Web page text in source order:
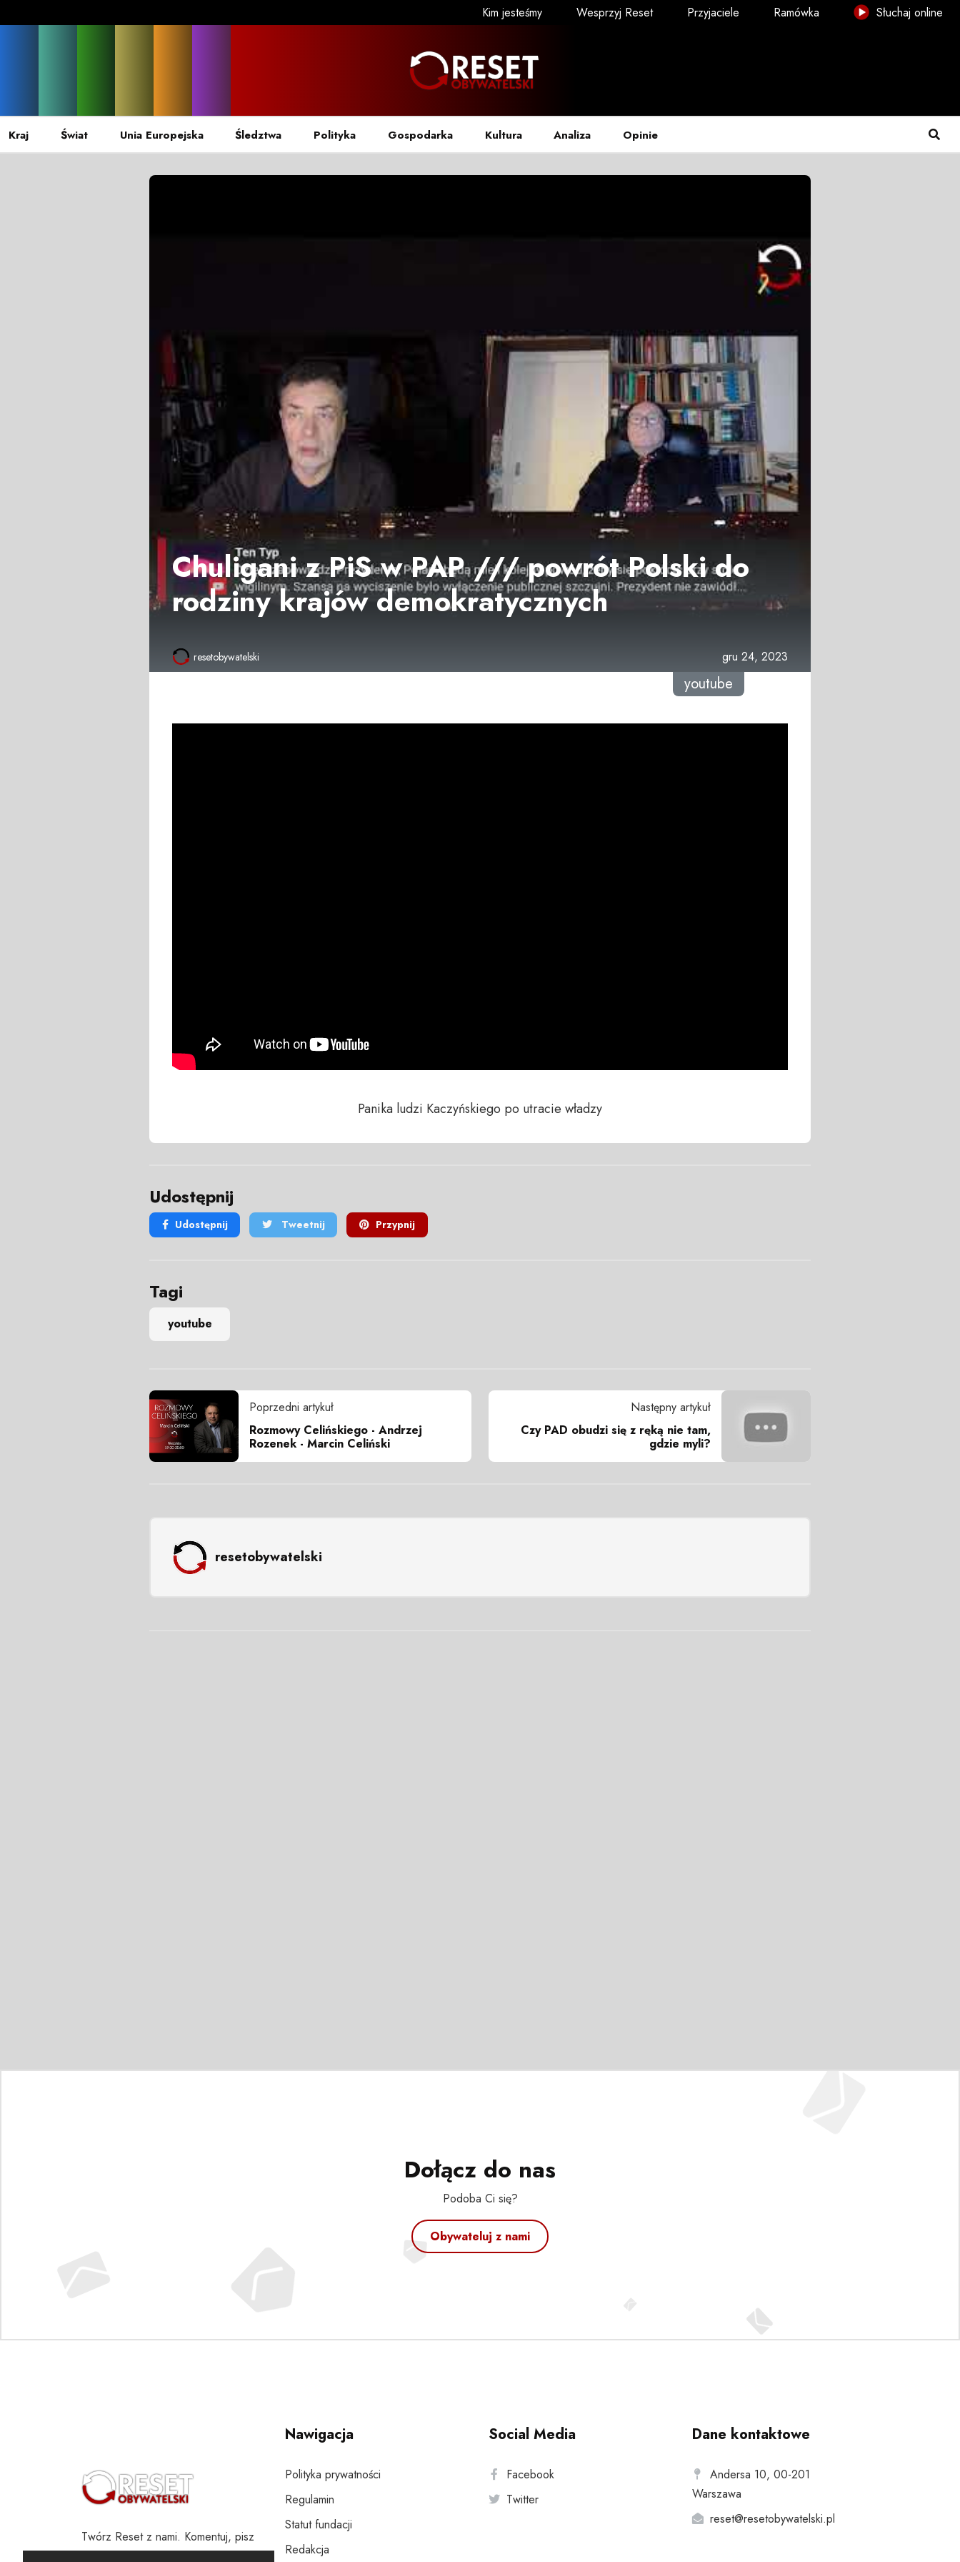
Kim jesteśmy Wesprzyj Reset Przyjaciele Ramówka Słuchaj online
Kraj Świat Unia Europejska Śledztwa Polityka Gospodarka Kultura Analiza Opinie
Chuligani z PiS w PAP /// powrót Polski do
rodziny krajów demokratycznych
resetobywatelski gru 24, 2023
youtube
Panika ludzi Kaczyńskiego po utracie władzy
Udostępnij
Udostępnij Tweetnij Przypnij
Tagi
youtube
Poprzedni artykuł
Rozmowy Celińskiego - Andrzej
Rozenek - Marcin Celiński
Następny artykuł
Czy PAD obudzi się z ręką nie tam,
gdzie myli?
resetobywatelski
Dołącz do nas
Podoba Ci się?
Obywateluj z nami
Twórz Reset z nami. Komentuj, pisz
i wspieraj
Nawigacja
Polityka prywatności
Regulamin
Statut fundacji
Redakcja
Social Media
Facebook
Twitter
Dane kontaktowe
Andersa 10, 00-201
Warszawa
reset@resetobywatelski.pl